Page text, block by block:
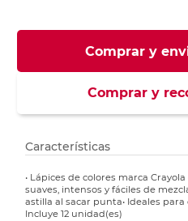
Comprar y
Comprar y
Características
• Lápices de colores marca
suaves, intensos y fáciles de
astilla al sacar punta• Ideales
Incluye 12 unidad(es)